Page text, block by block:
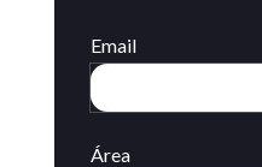
Email
Área